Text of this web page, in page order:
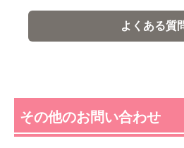
よくある質
その他のお問い合わせ